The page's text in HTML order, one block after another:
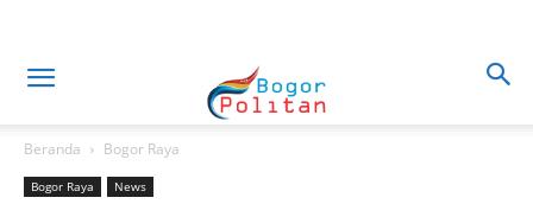
Beranda Bogor Raya
Bogor Raya News